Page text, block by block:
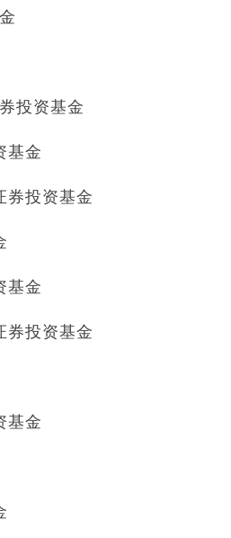
投资基金
基金
券投资基金
基金
券投资基金
基金